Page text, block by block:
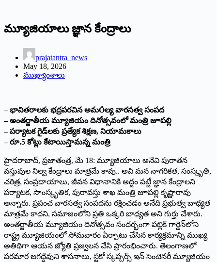
మ్యూజియాలు జ్ఞాన కేంద్రాలు
prajatantra_news
May 18, 2026
ముఖ్యాంశాలు
– భావితరాలకు భద్రపరచిన అమÖల్య వారసత్వ సంపద
– అంతర్జాతీయ మ్యూజియం దినోత్సవంలో మంత్రి జూపల్లి
– పర్యాటక గైడ్‌లకు ప్రత్యేక శిక్షణ, నియామకాలు
– రూ.5 కోట్లు కేటాయిస్తామన్న మంత్రి
హైదరాబాద్, ప్రజాతంత్ర, మే 18: మ్యూజియాలు అనేవి పురాతన
వస్తువుల నిల్వ కేంద్రాలు మాత్రమే కావు.. అవి మన నాగరికత, సంస్కృతి,
చరిత్ర, సంప్రదాయాలు, జీవన విధానానికి అద్దం పట్టే జ్ఞాన కేంద్రాలని
పర్యాటక, సాంస్కృతిక, పురావస్తు శాఖ మంత్రి జూపల్లి కృష్ణారావు
అన్నారు. ప్రపంచ వారసత్వ సంపదను రక్షించడం అనేది ప్రభుత్వ బాధ్యత
మాత్రమే కాదని, సమాజంలోని ప్రతి ఒక్కరి బాధ్యత అని గుర్తు చేశారు.
అంతర్జాతీయ మ్యూజియం దినోత్సవం సందర్భంగా పబ్లిక్ గార్డెన్‌లోని
రాష్ట్ర మ్యూజియంలో సోమవారం ఏర్పాటు చేసిన కార్యక్రమాన్ని ముఖ్య
అతిథిగా ఆయన జ్యోతి ప్రజ్వలన చేసి ప్రారంభించారు. తెలంగాణలో
పరమార జగద్దేవుని శాసనాలు, స్టకో స్కప్చర్స్ ఇన్ సెంటెనరీ మ్యూజియం